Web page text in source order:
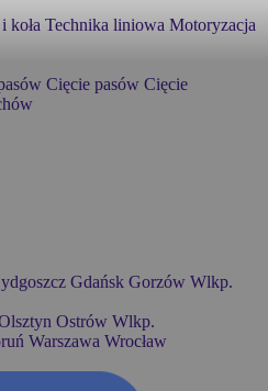
koła Technika liniowa Motoryzacja
Cięcie pasów Cięcie
Gdańsk Gorzów Wlkp.
Ostrów Wlkp.
Warszawa Wrocław